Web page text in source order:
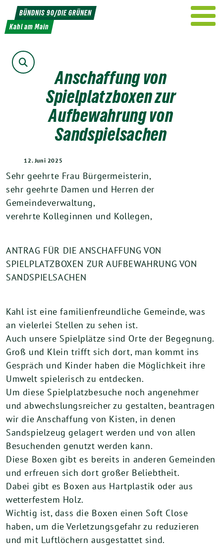
Weiter
zum
Inhalt
BÜNDNIS 90/DIE GRÜNEN
Kahl am Main
Suche
Anschaffung von
Spielplatzboxen zur
Aufbewahrung von
Sandspielsachen
12. Juni 2025
Sehr geehrte Frau Bürgermeisterin,
sehr geehrte Damen und Herren der
Gemeindeverwaltung,
verehrte Kolleginnen und Kollegen,
ANTRAG FÜR DIE ANSCHAFFUNG VON
SPIELPLATZBOXEN ZUR AUFBEWAHRUNG VON
SANDSPIELSACHEN
Kahl ist eine familienfreundliche Gemeinde, was
an vielerlei Stellen zu sehen ist.
Auch unsere Spielplätze sind Orte der Begegnung.
Groß und Klein trifft sich dort, man kommt ins
Gespräch und Kinder haben die Möglichkeit ihre
Umwelt spielerisch zu entdecken.
Um diese Spielplatzbesuche noch angenehmer
und abwechslungsreicher zu gestalten, beantragen
wir die Anschaffung von Kisten, in denen
Sandspielzeug gelagert werden und von allen
Besuchenden genutzt werden kann.
Diese Boxen gibt es bereits in anderen Gemeinden
und erfreuen sich dort großer Beliebtheit.
Dabei gibt es Boxen aus Hartplastik oder aus
wetterfestem Holz.
Wichtig ist, dass die Boxen einen Soft Close
haben, um die Verletzungsgefahr zu reduzieren
und mit Luftlöchern ausgestattet sind.